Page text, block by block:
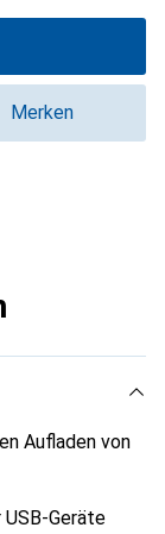
Merken
Aufladen von
Geräte